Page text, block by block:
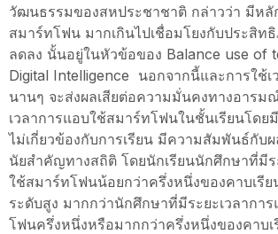
วัฒนธรรมของสหประชาชาติ กล่าวว่า มีหลั
สมาร์ทโฟน มากเกินไปเชื่อมโยงกับประสิท
ลดลง นั้นอยู่ในหัวข้อของ Balance use of
Digital Intelligence นอกจากนี้และการใช้
นานๆ จะส่งผลเสียต่อความมั่นคงทางอารม
เวลาการแอบใช้สมาร์ทโฟนในชั้นเรียนโดย
ไม่เกี่ยวข้องกับการเรียน มีความสัมพันธ์กับผ
นัยสำคัญทางสถิติ โดยนักเรียนนักศึกษาที่มีร
ใช้สมาร์ทโฟนน้อยกว่าครึ่งหนึ่งของคาบเรีย
ระดับสูง มากกว่านักศึกษาที่มีระยะเวลากา
โฟนครึ่งหนึ่งหรือมากกว่าครึ่งหนึ่งของคาบเ